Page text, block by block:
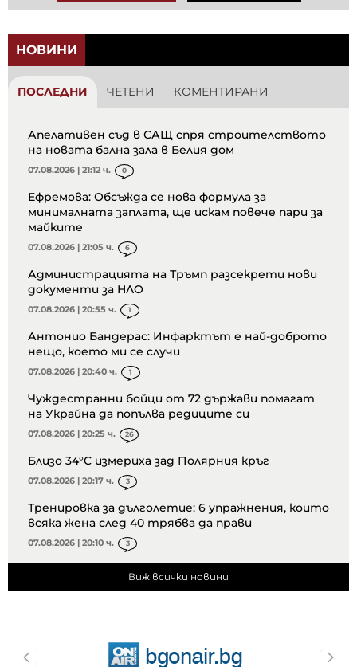
НОВИНИ
ПОСЛЕДНИ ЧЕТЕНИ КОМЕНТИРАНИ
Апелативен съд в САЩ спря строителството
на новата бална зала в Белия дом
07.08.2026 | 21:12 ч. 0
Ефремова: Обсъжда се нова формула за
минималната заплата, ще искам повече пари за
майките
07.08.2026 | 21:05 ч. 6
Администрацията на Тръмп разсекрети нови
документи за НЛО
07.08.2026 | 20:55 ч. 1
Антонио Бандерас: Инфарктът е най-доброто
нещо, което ми се случи
07.08.2026 | 20:40 ч. 1
Чуждестранни бойци от 72 държави помагат
на Украйна да попълва редиците си
07.08.2026 | 20:25 ч. 26
Близо 34°C измериха зад Полярния кръг
07.08.2026 | 20:17 ч. 3
Тренировка за дълголетие: 6 упражнения, които
всяка жена след 40 трябва да прави
07.08.2026 | 20:10 ч. 3
Виж всички новини